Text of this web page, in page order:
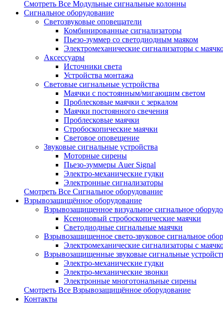
Смотреть Все Модульные сигнальные колонны
Сигнальное оборудование
Светозвуковые оповещатели
Комбинированные сигнализаторы
Пьезо-зуммер со светодиодным маяком
Электромеханические сигнализаторы с
Аксессуары
Источники света
Устройства монтажа
Световые сигнальные устройства
Маячки с постоянным/мигающим светом
Проблесковые маячки с зеркалом
Маячки постоянного свечения
Проблесковые маячки
Стробоскопические маячки
Световое оповещение
Звуковые сигнальные устройства
Моторные сирены
Пьезо-зуммеры Auer Signal
Электро-механические гудки
Электронные сигнализаторы
Смотреть Все Сигнальное оборудование
Взрывозащищённое оборудование
Взрывозащищенное визуальное сигнальное
Ксеноновый стробоскопические маячки
Светодиодные сигнальные маячки
Взрывозащищенное свето-звуковое сигнальное
Электромеханические сигнализаторы с
Взрывозащищенные звуковые сигнальные
Электро-механические гудки
Электро-механические звонки
Электронные многотональные сирены
Смотреть Все Взрывозащищённое оборудование
Контакты